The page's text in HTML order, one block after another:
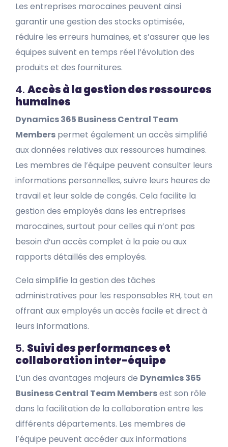
Les entreprises marocaines peuvent ainsi
garantir une gestion des stocks optimisée,
réduire les erreurs humaines, et s’assurer que les
équipes suivent en temps réel l’évolution des
produits et des fournitures.
4. Accès à la gestion des ressources
humaines
Dynamics 365 Business Central Team
Members permet également un accès simplifié
aux données relatives aux ressources humaines.
Les membres de l’équipe peuvent consulter leurs
informations personnelles, suivre leurs heures de
travail et leur solde de congés. Cela facilite la
gestion des employés dans les entreprises
marocaines, surtout pour celles qui n’ont pas
besoin d’un accès complet à la paie ou aux
rapports détaillés des employés.
Cela simplifie la gestion des tâches
administratives pour les responsables RH, tout en
offrant aux employés un accès facile et direct à
leurs informations.
5. Suivi des performances et
collaboration inter-équipe
L’un des avantages majeurs de Dynamics 365
Business Central Team Membersest son rôle
dans la facilitation de la collaboration entre les
différents départements. Les membres de
l’équipe peuvent accéder aux informations